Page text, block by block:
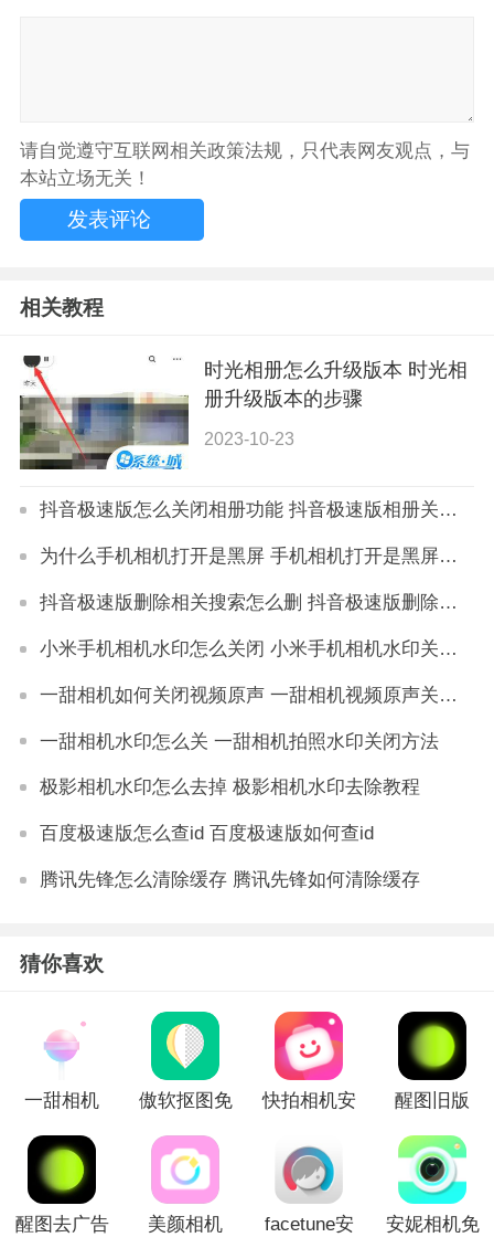
请自觉遵守互联网相关政策法规，只代表网友观点，与
本站立场无关！
相关教程
时光相册怎么升级版本 时光相
册升级版本的步骤
2023-10-23
抖音极速版怎么关闭相册功能 抖音极速版相册关闭教程
为什么手机相机打开是黑屏 手机相机打开是黑屏怎么解决
抖音极速版删除相关搜索怎么删 抖音极速版删除相关搜索方法
小米手机相机水印怎么关闭 小米手机相机水印关闭在哪里
一甜相机如何关闭视频原声 一甜相机视频原声关闭的步骤
一甜相机水印怎么关 一甜相机拍照水印关闭方法
极影相机水印怎么去掉 极影相机水印去除教程
百度极速版怎么查id 百度极速版如何查id
腾讯先锋怎么清除缓存 腾讯先锋如何清除缓存
猜你喜欢
一甜相机
傲软抠图免
快拍相机安
醒图旧版
醒图去广告
美颜相机
facetune安
安妮相机免